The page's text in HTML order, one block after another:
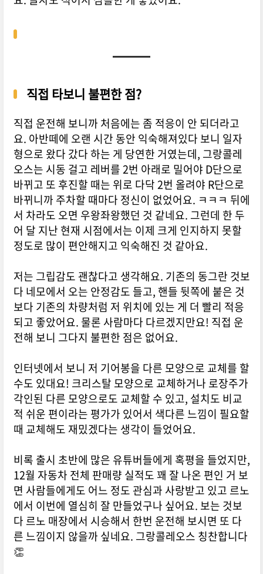
직접 타보니 불편한 점?
직접 운전해 보니까 처음에는 좀 적응이 안 되더라고
요. 아반떼에 오랜 시간 동안 익숙해져있다 보니 일자
형으로 왔다 갔다 하는 게 당연한 거였는데, 그랑콜레
오스는 시동 걸고 레버를 2번 아래로 밀어야 D단으로
바뀌고 또 후진할 때는 위로 다닥 2번 올려야 R단으로
바뀌니까 주차할 때마다 정신이 없었어요. ㅋㅋㅋ 뒤에
서 차라도 오면 우왕좌왕했던 것 같네요. 그런데 한 두
어 달 지난 현재 시점에서는 이제 크게 인지하지 못할
정도로 많이 편안해지고 익숙해진 것 같아요.
저는 그립감도 괜찮다고 생각해요. 기존의 동그란 것보
다 네모에서 오는 안정감도 들고, 핸들 뒷쪽에 붙은 것
보다 기존의 차량처럼 저 위치에 있는 게 더 빨리 적응
되고 좋았어요. 물론 사람마다 다르겠지만요! 직접 운
전해 보니 그다지 불편한 점은 없어요.
인터넷에서 보니 저 기어봉을 다른 모양으로 교체를 할
수도 있대요! 크리스탈 모양으로 교체하거나 로장주가
각인된 다른 모양으로도 교체할 수 있고, 설치도 비교
적 쉬운 편이라는 평가가 있어서 색다른 느낌이 필요할
때 교체해도 재밌겠다는 생각이 들었어요.
비록 출시 초반에 많은 유튜버들에게 혹평을 들었지만,
12월 자동차 전체 판매량 실적도 꽤 잘 나온 편인 거 보
면 사람들에게도 어느 정도 관심과 사랑받고 있고 르노
에서 이번에 열심히 잘 만들었구나 싶어요. 보는 것보
다 르노 매장에서 시승해서 한번 운전해 보시면 또 다
른 느낌이지 않을까 싶네요. 그랑콜레오스 칭찬합니다
👏